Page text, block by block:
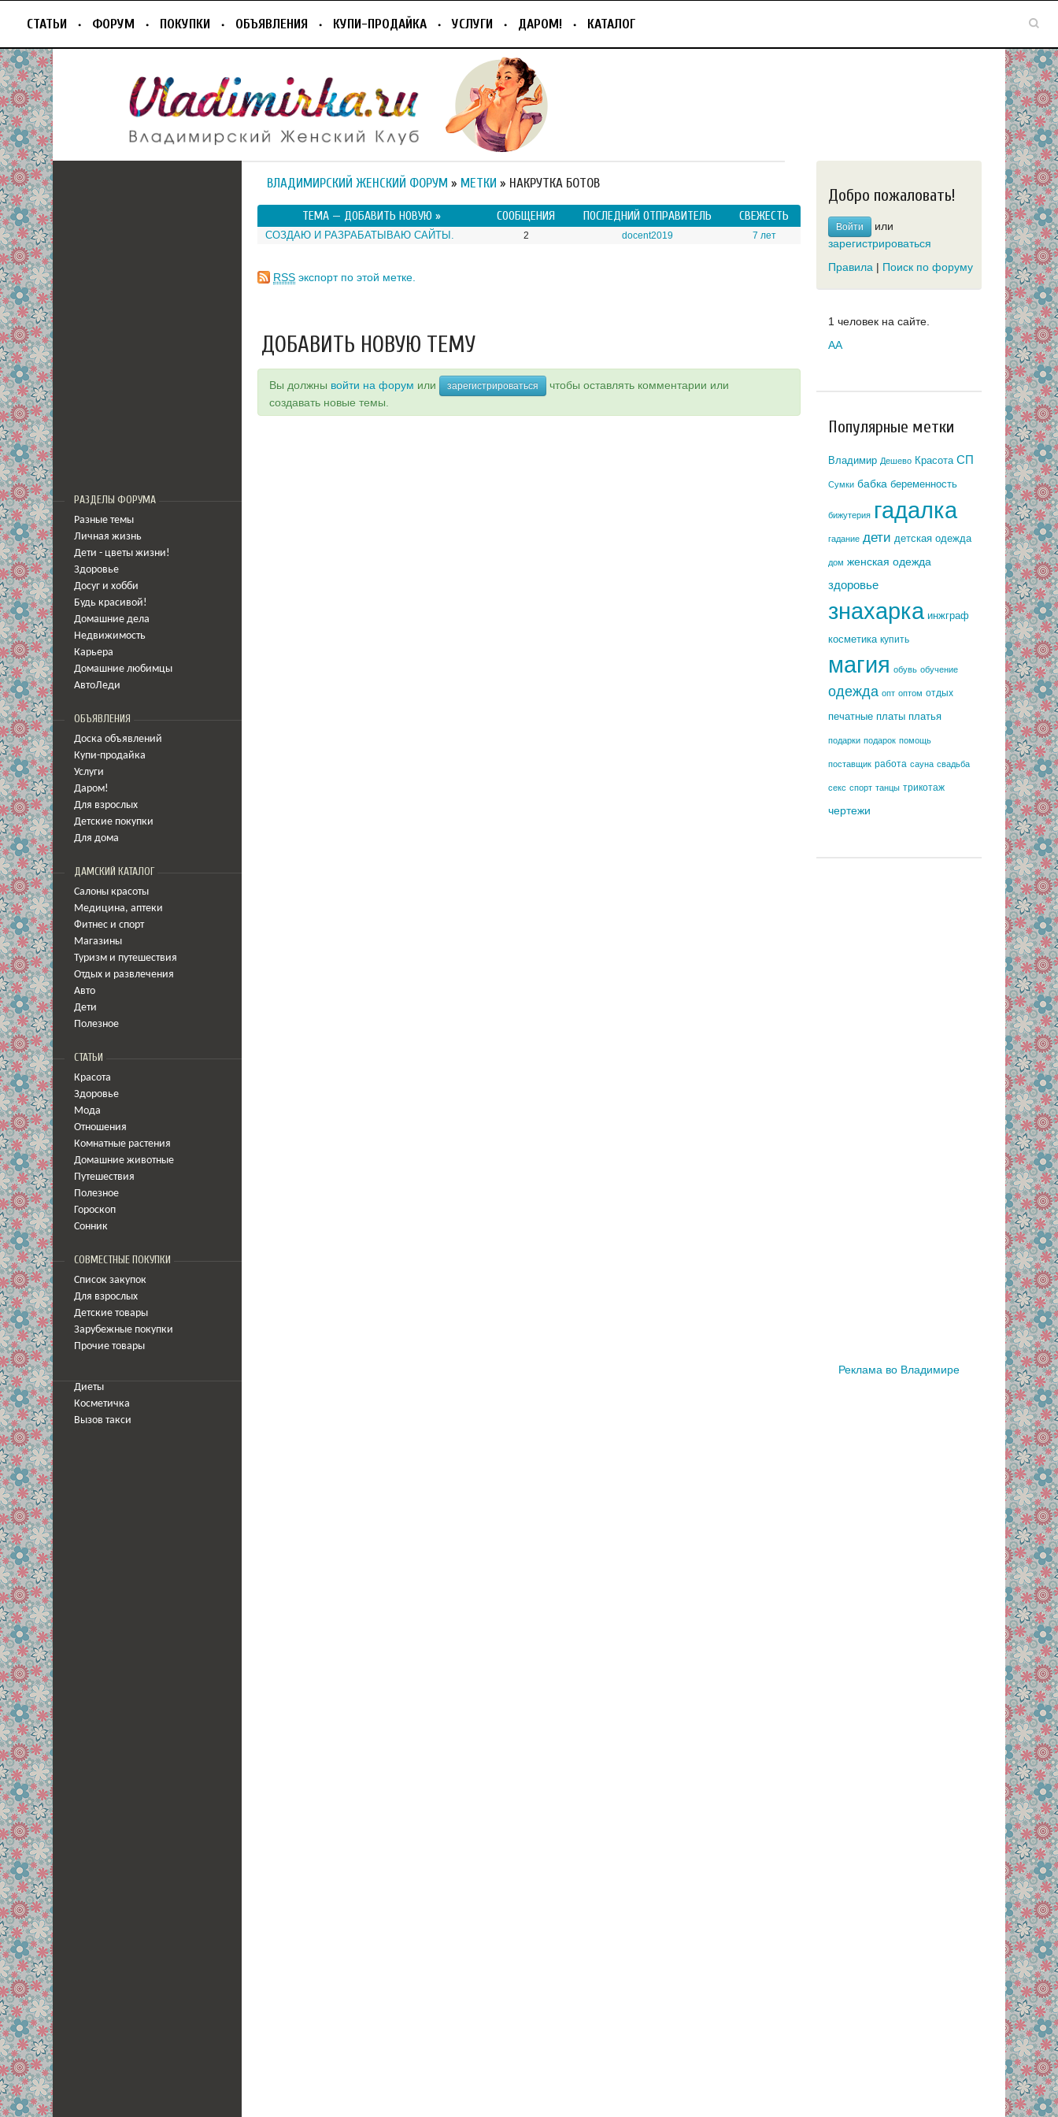
СТАТЬИ ФОРУМ ПОКУПКИ ОБЪЯВЛЕНИЯ КУПИ-ПРОДАЙКА УСЛУГИ ДАРОМ! КАТАЛОГ
РАЗДЕЛЫ ФОРУМА
Разные темы
Личная жизнь
Дети - цветы жизни!
Здоровье
Досуг и хобби
Будь красивой!
Домашние дела
Недвижимость
Карьера
Домашние любимцы
АвтоЛеди
ОБЪЯВЛЕНИЯ
Доска объявлений
Купи-продайка
Услуги
Даром!
Для взрослых
Детские покупки
Для дома
ДАМСКИЙ КАТАЛОГ
Салоны красоты
Медицина, аптеки
Фитнес и спорт
Магазины
Туризм и путешествия
Отдых и развлечения
Авто
Дети
Полезное
СТАТЬИ
Красота
Здоровье
Мода
Отношения
Комнатные растения
Домашние животные
Путешествия
Полезное
Гороскоп
Сонник
СОВМЕСТНЫЕ ПОКУПКИ
Список закупок
Для взрослых
Детские товары
Зарубежные покупки
Прочие товары
Диеты
Косметичка
Вызов такси
ВЛАДИМИРСКИЙ ЖЕНСКИЙ ФОРУМ » МЕТКИ » НАКРУТКА БОТОВ
ТЕМА — ДОБАВИТЬ НОВУЮ » СООБЩЕНИЯ ПОСЛЕДНИЙ ОТПРАВИТЕЛЬ СВЕЖЕСТЬ
СОЗДАЮ И РАЗРАБАТЫВАЮ САЙТЫ. 2 docent2019 7 лет
RSS экспорт по этой метке.
ДОБАВИТЬ НОВУЮ ТЕМУ
Вы должны войти на форум или зарегистрироваться
чтобы оставлять комментарии или
создавать новые темы.
Добро пожаловать!
Войти
или
зарегистрироваться
Правила | Поиск по форуму
1 человек на сайте.
AA
Популярные метки
Владимир Дешево Красота СП
Сумки бабка беременность
бижутерия гадалка
гадание дети детская одежда
дом женская одежда
здоровье
знахарка инжграф
косметика купить
магия обувь обучение
одежда опт оптом отдых
печатные платы платья
подарки подарок помощь
поставщик работа сауна свадьба
секс спорт танцы трикотаж
чертежи
Реклама во Владимире